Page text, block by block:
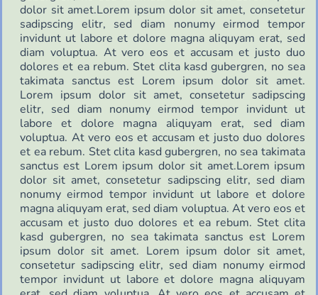
dolor sit amet.Lorem ipsum dolor sit amet, consetetur
sadipscing elitr, sed diam nonumy eirmod tempor
invidunt ut labore et dolore magna aliquyam erat, sed
diam voluptua. At vero eos et accusam et justo duo
dolores et ea rebum. Stet clita kasd gubergren, no sea
takimata sanctus est Lorem ipsum dolor sit amet.
Lorem ipsum dolor sit amet, consetetur sadipscing
elitr, sed diam nonumy eirmod tempor invidunt ut
labore et dolore magna aliquyam erat, sed diam
voluptua. At vero eos et accusam et justo duo dolores
et ea rebum. Stet clita kasd gubergren, no sea takimata
sanctus est Lorem ipsum dolor sit amet.Lorem ipsum
dolor sit amet, consetetur sadipscing elitr, sed diam
nonumy eirmod tempor invidunt ut labore et dolore
magna aliquyam erat, sed diam voluptua. At vero eos et
accusam et justo duo dolores et ea rebum. Stet clita
kasd gubergren, no sea takimata sanctus est Lorem
ipsum dolor sit amet. Lorem ipsum dolor sit amet,
consetetur sadipscing elitr, sed diam nonumy eirmod
tempor invidunt ut labore et dolore magna aliquyam